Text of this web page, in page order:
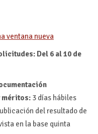
Del 6 al 10 de
méritos:3 días hábiles
del resultado de
en la base quinta